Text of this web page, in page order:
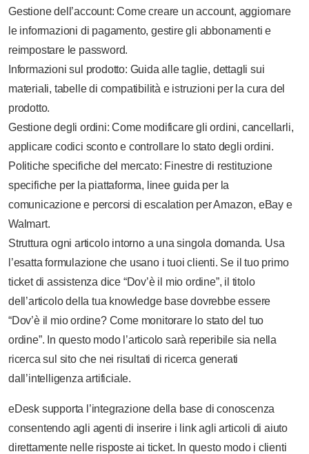
Gestione dell’account: Come creare un account, aggiornare
le informazioni di pagamento, gestire gli abbonamenti e
reimpostare le password.
Informazioni sul prodotto: Guida alle taglie, dettagli sui
materiali, tabelle di compatibilità e istruzioni per la cura del
prodotto.
Gestione degli ordini: Come modificare gli ordini, cancellarli,
applicare codici sconto e controllare lo stato degli ordini.
Politiche specifiche del mercato: Finestre di restituzione
specifiche per la piattaforma, linee guida per la
comunicazione e percorsi di escalation per Amazon, eBay e
Walmart.
Struttura ogni articolo intorno a una singola domanda. Usa
l’esatta formulazione che usano i tuoi clienti. Se il tuo primo
ticket di assistenza dice “Dov’è il mio ordine”, il titolo
dell’articolo della tua knowledge base dovrebbe essere
“Dov’è il mio ordine? Come monitorare lo stato del tuo
ordine”. In questo modo l’articolo sarà reperibile sia nella
ricerca sul sito che nei risultati di ricerca generati
dall’intelligenza artificiale.
eDesk supporta l’integrazione della base di conoscenza
consentendo agli agenti di inserire i link agli articoli di aiuto
direttamente nelle risposte ai ticket. In questo modo i clienti